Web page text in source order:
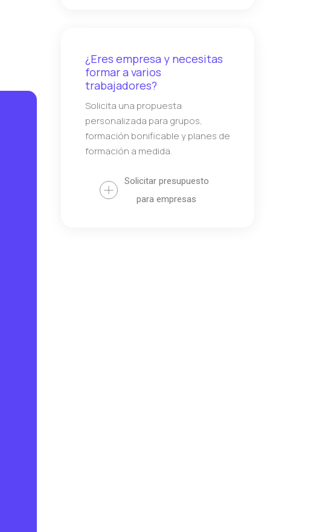
¿Eres empresa y necesitas
formar a varios
trabajadores?
Solicita una propuesta
personalizada para grupos,
formación bonificable y planes de
formación a medida.
Solicitar presupuesto
para empresas